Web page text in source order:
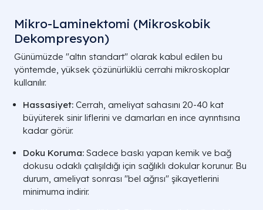
Mikro-Laminektomi (Mikroskobik
Dekompresyon)
Günümüzde "altın standart" olarak kabul edilen bu
yöntemde, yüksek çözünürlüklü cerrahi mikroskoplar
kullanılır.
Hassasiyet: Cerrah, ameliyat sahasını 20-40 kat
büyüterek sinir liflerini ve damarları en ince ayrıntısına
kadar görür.
Doku Koruma: Sadece baskı yapan kemik ve bağ
dokusu odaklı çalışıldığı için sağlıklı dokular korunur. Bu
durum, ameliyat sonrası "bel ağrısı" şikayetlerini
minimuma indirir.